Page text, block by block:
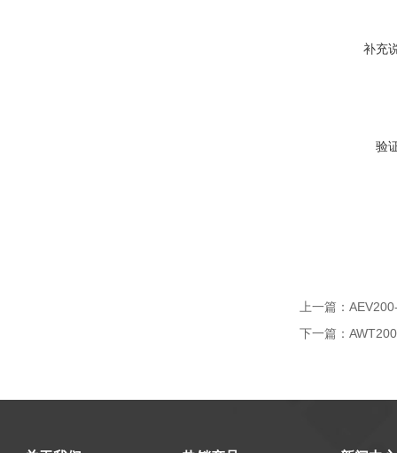
补充
验
上一篇：
下一篇：